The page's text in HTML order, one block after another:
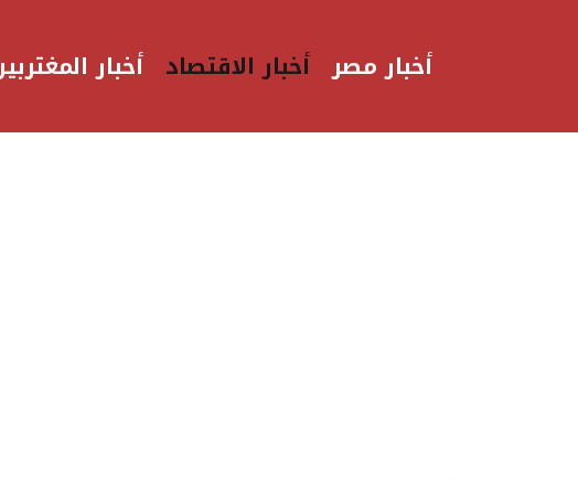
أخبار مصر أخبار الاقتصاد أخبار